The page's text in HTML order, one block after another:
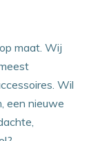
maat. Wij
Wil
een nieuwe